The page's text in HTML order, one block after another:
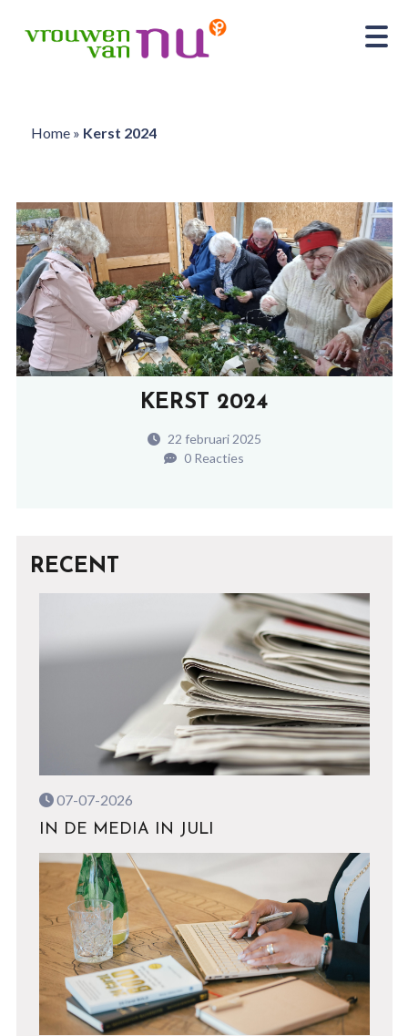
Home» Kerst 2024
KERST 2024
22 februari 2025
0 Reacties
RECENT
07-07-2026
IN DE MEDIA IN JULI